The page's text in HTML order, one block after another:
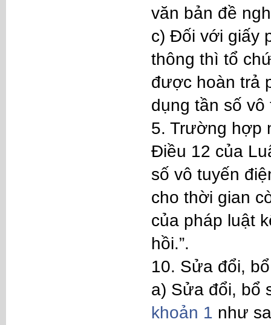
văn bản đề
c) Đối với giấy
thông thì tổ
được hoàn trả
dụng tần số
5. Trường hợp
Điều 12 của
số vô tuyến
cho thời gian
của pháp luật
hồi.”.
10. Sửa đổi,
a) Sửa đổi, bổ
khoản 1 như